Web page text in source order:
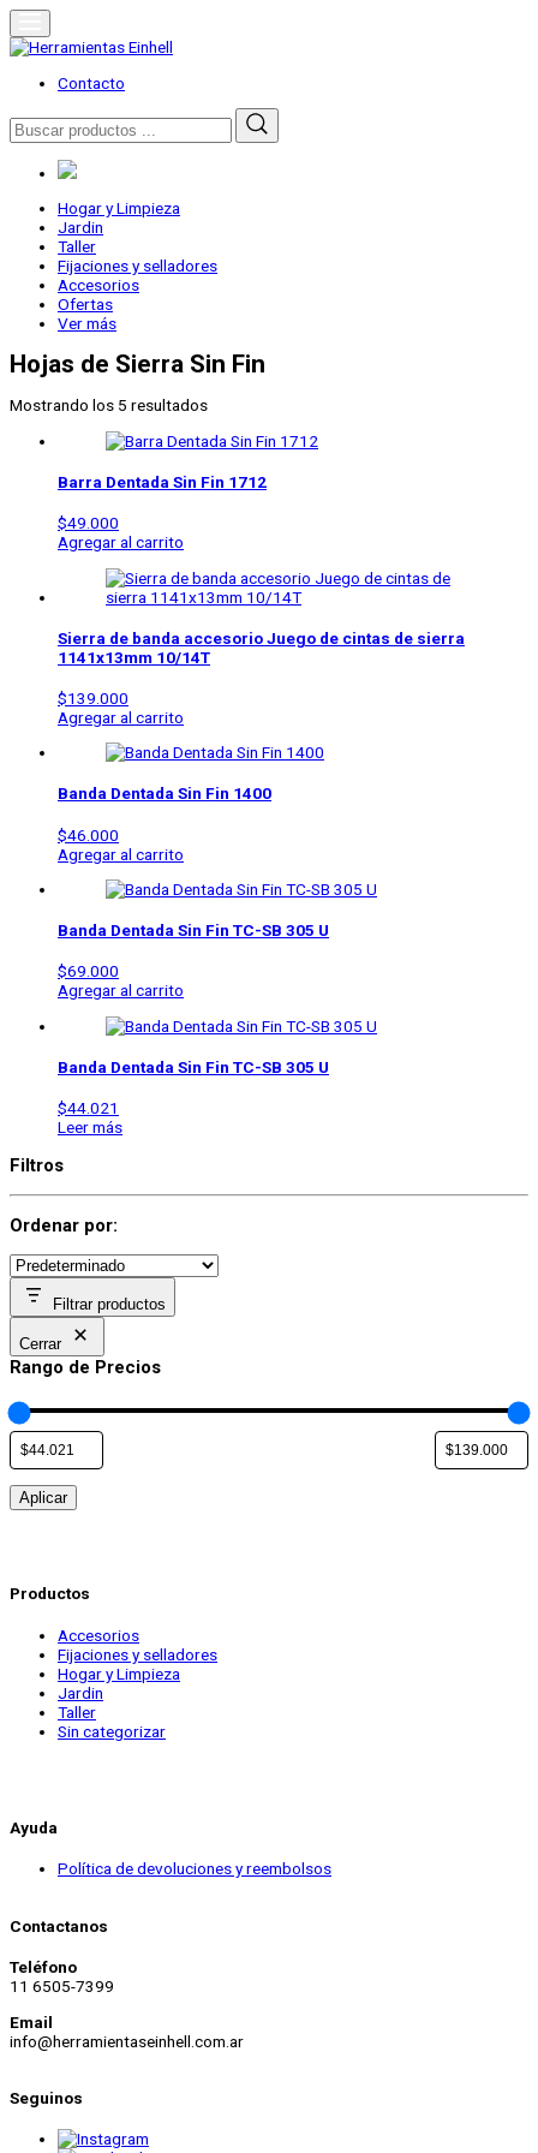
Skip
to
content
Herramientas Einhell
Distribuidor Oficial
Contacto
Buscar
por:
Hogar y Limpieza
Jardin
Taller
Fijaciones y selladores
Accesorios
Ofertas
Ver más
Hojas de Sierra Sin Fin
Mostrando los 5 resultados
Barra Dentada Sin Fin 1712
$49.000
Agregar al carrito
Sierra de banda accesorio Juego de cintas de sierra
1141x13mm 10/14T
$139.000
Agregar al carrito
Banda Dentada Sin Fin 1400
$46.000
Agregar al carrito
Banda Dentada Sin Fin TC-SB 305 U
$69.000
Agregar al carrito
Banda Dentada Sin Fin TC-SB 305 U
$44.021
Leer más
Filtros
Ordenar por:
Filtrar productos
Cerrar
Rango de Precios
Aplicar
Productos
Accesorios
Fijaciones y selladores
Hogar y Limpieza
Jardin
Taller
Sin categorizar
Ayuda
Política de devoluciones y reembolsos
Contactanos
Teléfono
11 6505-7399
Email
info@herramientaseinhell.com.ar
Seguinos